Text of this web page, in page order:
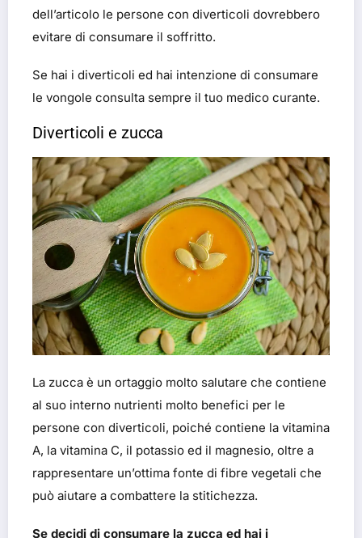
dell’articolo le persone con diverticoli dovrebbero
evitare di consumare il soffritto.
Se hai i diverticoli ed hai intenzione di consumare
le vongole consulta sempre il tuo medico curante.
Diverticoli e zucca
La zucca è un ortaggio molto salutare che contiene
al suo interno nutrienti molto benefici per le
persone con diverticoli, poiché contiene la vitamina
A, la vitamina C, il potassio ed il magnesio, oltre a
rappresentare un’ottima fonte di fibre vegetali che
può aiutare a combattere la stitichezza.
Se decidi di consumare la zucca ed hai i